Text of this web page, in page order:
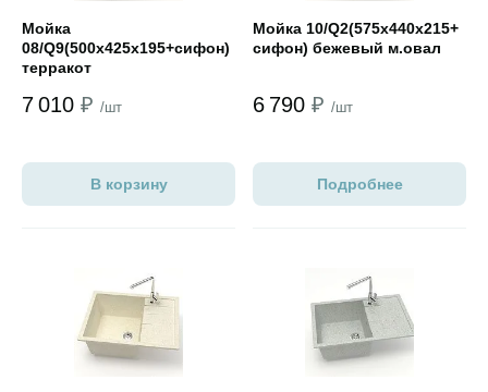
Мойка
08/Q9(500х425х195+сифон)
терракот
7 010 ₽ /шт
В корзину
Мойка 10/Q2(575х440х215+
сифон) бежевый м.овал
6 790 ₽ /шт
Подробнее
Открыть товар